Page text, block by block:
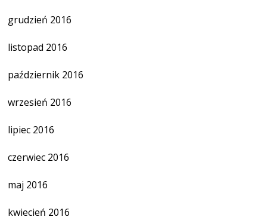
grudzień 2016
listopad 2016
październik 2016
wrzesień 2016
lipiec 2016
czerwiec 2016
maj 2016
kwiecień 2016